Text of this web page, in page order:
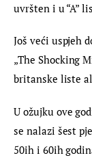
uvršten i u “A”
Još veći uspjeh
„The Shocking
britanske liste
U ožujku ove
se nalazi šest
50ih i 60ih